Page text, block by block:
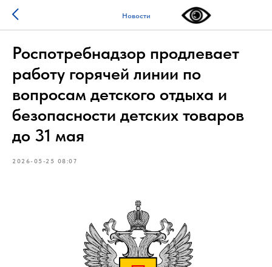
Новости
Роспотребнадзор продлевает
работу горячей линии по
вопросам детского отдыха и
безопасности детских товаров
до 31 мая
2026-05-25 08:07